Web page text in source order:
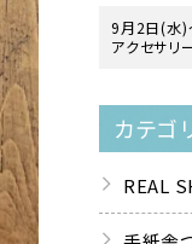
9月2日(水
アクセサリ
at 手紙舎
カテゴ
REAL